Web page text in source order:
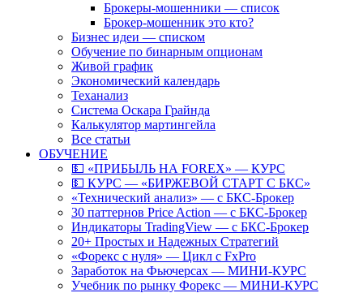
Брокеры-мошенники — список
Брокер-мошенник это кто?
Бизнес идеи — списком
Обучение по бинарным опционам
Живой график
Экономический календарь
Теханализ
Система Оскара Грайнда
Калькулятор мартингейла
Все статьи
ОБУЧЕНИЕ
💵 «ПРИБЫЛЬ НА FOREX» — КУРС
💵 КУРС — «БИРЖЕВОЙ СТАРТ С БКС»
«Технический анализ» — с БКС-Брокер
30 паттернов Price Action — с БКС-Брокер
Индикаторы TradingView — с БКС-Брокер
20+ Простых и Надежных Стратегий
«Форекс с нуля» — Цикл с FxPro
Заработок на Фьючерсах — МИНИ-КУРС
Учебник по рынку Форекс — МИНИ-КУРС